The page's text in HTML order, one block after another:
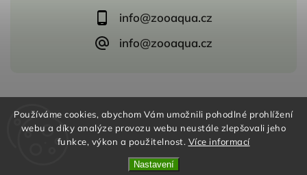
Používáme cookies, abychom Vám umožnili pohodlné prohlížení
webu a díky analýze provozu webu neustále zlepšovali jeho
funkce, výkon a použitelnost. Více informací
Nastavení
info@zooaqua.cz
info@zooaqua.cz
VytvořilShoptet | DesignShoptak.cz